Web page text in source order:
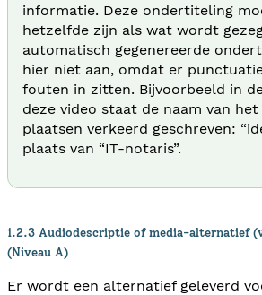
informatie. Deze ondertiteling
hetzelfde zijn als wat wordt
automatisch gegenereerde
hier niet aan, omdat er
fouten in zitten. Bijvoorbeeld in
deze video staat de naam van
plaatsen verkeerd geschreven:
plaats van “IT-notaris”.
1.2.3 Audiodescriptie of media-alternatief
(Niveau A)
Er wordt een alternatief geleverd